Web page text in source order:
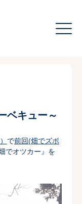
ベキュー～
で前回(畑でズボ
でオツカー』を